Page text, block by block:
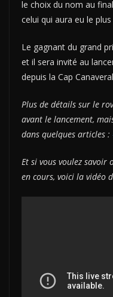
le choix du nom au
celui qui aura eu le
Le gagnant du grand
et il sera invité au
depuis la Cap
Plus de détails sur le
avant le lancement,
dans quelques articles :
Et si vous voulez savoir
en cours, voici la vidéo